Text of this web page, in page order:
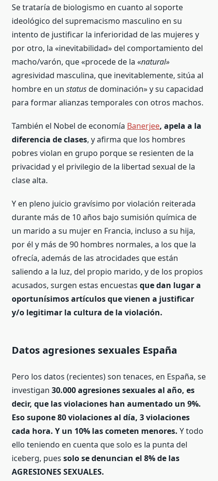
Se trataría de biologismo en cuanto al soporte
ideológico del supremacismo masculino en su
intento de justificar la inferioridad de las mujeres y
por otro, la «inevitabilidad» del comportamiento del
macho/varón, que «procede de la «natural»
agresividad masculina, que inevitablemente, sitúa al
hombre en un statusde dominación» y su capacidad
para formar alianzas temporales con otros machos.
También el Nobel de economía Banerjee, apela a la
diferencia de clases, y afirma que los hombres
pobres violan en grupo porque se resienten de la
privacidad y el privilegio de la libertad sexual de la
clase alta.
Y en pleno juicio gravísimo por violación reiterada
durante más de 10 años bajo sumisión química de
un marido a su mujer en Francia, incluso a su hija,
por él y más de 90 hombres normales, a los que la
ofrecía, además de las atrocidades que están
saliendo a la luz, del propio marido, y de los propios
acusados, surgen estas encuestas que dan lugar a
oportunísimos artículos que vienen a justificar
y/o legitimar la cultura de la violación.
Datos agresiones sexuales España
Pero los datos (recientes) son tenaces, en España, se
investigan 30.000agresiones sexuales al año, es
decir, que las violaciones han aumentado un 9%.
Eso supone 80 violaciones al día, 3 violaciones
cada hora. Y un 10% las cometen menores. Y todo
ello teniendo en cuenta que solo es la punta del
iceberg, pues solo se denuncian el 8% de las
AGRESIONES SEXUALES.